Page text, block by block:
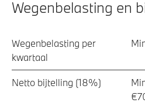
Wegenbelasting en
Wegenbelasting per
kwartaal
Netto bijtelling (18%)